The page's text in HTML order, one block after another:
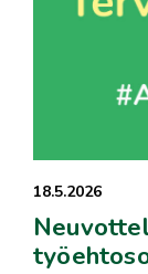
18.5.2026